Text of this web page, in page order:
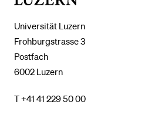
Universität Luzern
Frohburgstrasse 3
Postfach
6002 Luzern
T +41 41 229 50 00